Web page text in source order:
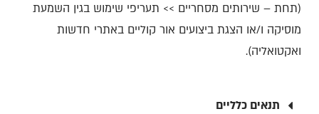
(תחת – שירותים מסחריים >> תעריפי שימוש בגין השמעת
מוסיקה ו/או הצגת ביצועים אור קוליים באתרי חדשות
ואקטואליה).
תנאים כלליים